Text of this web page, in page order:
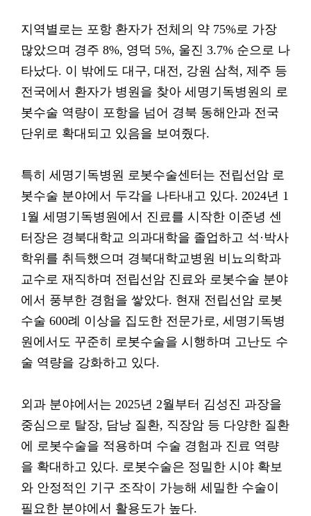
지역별로는 포항 환자가 전체의 약 75%로 가장
많았으며 경주 8%, 영덕 5%, 울진 3.7% 순으로 나
타났다. 이 밖에도 대구, 대전, 강원 삼척, 제주 등
전국에서 환자가 병원을 찾아 세명기독병원의 로
봇수술 역량이 포항을 넘어 경북 동해안과 전국
단위로 확대되고 있음을 보여줬다.
특히 세명기독병원 로봇수술센터는 전립선암 로
봇수술 분야에서 두각을 나타내고 있다. 2024년 1
1월 세명기독병원에서 진료를 시작한 이준녕 센
터장은 경북대학교 의과대학을 졸업하고 석·박사
학위를 취득했으며 경북대학교병원 비뇨의학과
교수로 재직하며 전립선암 진료와 로봇수술 분야
에서 풍부한 경험을 쌓았다. 현재 전립선암 로봇
수술 600례 이상을 집도한 전문가로, 세명기독병
원에서도 꾸준히 로봇수술을 시행하며 고난도 수
술 역량을 강화하고 있다.
외과 분야에서는 2025년 2월부터 김성진 과장을
중심으로 탈장, 담낭 질환, 직장암 등 다양한 질환
에 로봇수술을 적용하며 수술 경험과 진료 역량
을 확대하고 있다. 로봇수술은 정밀한 시야 확보
와 안정적인 기구 조작이 가능해 세밀한 수술이
필요한 분야에서 활용도가 높다.